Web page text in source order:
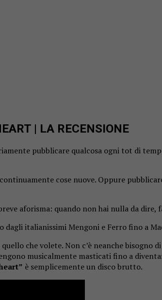
| LA RECENSIONE
pubblicare qualcosa ogni tot di
cose nuove. Oppure
aforisma: quando non hai nulla da dire,
italianissimi Mengoni e Ferro fino a
che volete. Non c’è neanche bisogno
musicalmente masticati fino a
è semplicemente un disco brutto.